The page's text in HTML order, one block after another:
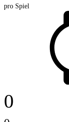
pro Spiel
0